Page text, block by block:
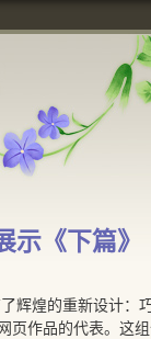
《下篇》
煌的重新设计：
作品的代表。这